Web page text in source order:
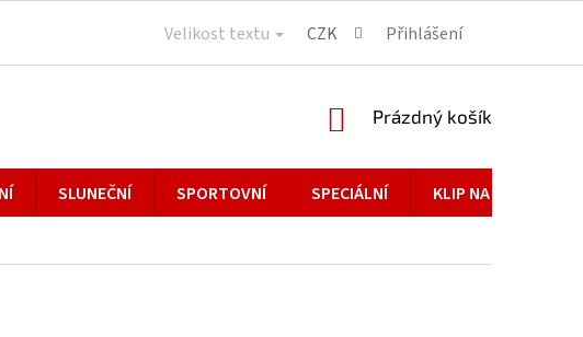
Velikost textu CZK Přihlášení
NÁKUPNÍ
Prázdný košík
SLUNEČNÍ SPORTOVNÍ SPECIÁLNÍ KLIP NA BRÝLE